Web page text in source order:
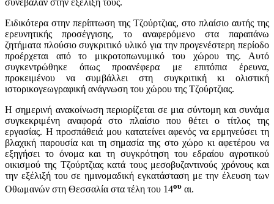
συνέβαλαν στην εξέλιξη τους.
Ειδικότερα στην περίπτωση της Τζούρτζιας, στο πλαίσιο αυτής της
ερευνητικής προσέγγισης, το αναφερόμενο στα παραπάνω
ζητήματα πλούσιο συγκριτικό υλικό για την προγενέστερη περίοδο
προέρχεται από το μικροτοπωνυμικό του χώρου της. Αυτό
συγκεντρώθηκε όπως προανέφερα με επιτόπια έρευνα,
προκειμένου να συμβάλλει στη συγκριτική κι ολιστική
ιστορικογεωγραφική ανάγνωση του χώρου της Τζούρτζιας.
Η σημερινή ανακοίνωση περιορίζεται σε μια σύντομη και συνάμα
συγκεκριμένη αναφορά στο πλαίσιο που θέτει ο τίτλος της
εργασίας. Η προσπάθειά μου κατατείνει αφενός να ερμηνεύσει τη
βλαχική παρουσία και τη σημασία της στο χώρο κι αφετέρου να
εξηγήσει το όνομα και τη συγκρότηση του εδραίου αγροτικού
οικισμού της Τζούρτζιας κατά τους μεσοβυζαντινούς χρόνους και
την εξέλιξή του σε ημινομαδική εγκατάσταση με την έλευση των
Οθωμανών στη Θεσσαλία στα τέλη του 14ου αι.